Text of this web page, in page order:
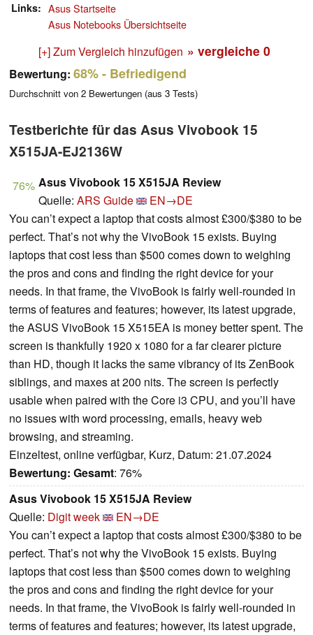
Links
Asus Startseite
Asus Notebooks Übersichtseite
[+] Zum Vergleich hinzufügen » vergleiche 0
Bewertung: 68%- Befriedigend
Durchschnitt von 2 Bewertungen (aus 3 Tests)
Testberichte für das Asus Vivobook 15
X515JA-EJ2136W
76% Asus Vivobook 15 X515JA Review
Quelle: ARS Guide
EN→DE
You can’t expect a laptop that costs almost £300/$380 to be
perfect. That’s not why the VivoBook 15 exists. Buying
laptops that cost less than $500 comes down to weighing
the pros and cons and finding the right device for your
needs. In that frame, the VivoBook is fairly well-rounded in
terms of features and features; however, its latest upgrade,
the ASUS VivoBook 15 X515EA is money better spent. The
screen is thankfully 1920 x 1080 for a far clearer picture
than HD, though it lacks the same vibrancy of its ZenBook
siblings, and maxes at 200 nits. The screen is perfectly
usable when paired with the Core i3 CPU, and you’ll have
no issues with word processing, emails, heavy web
browsing, and streaming.
Einzeltest, online verfügbar, Kurz, Datum: 21.07.2024
Bewertung: Gesamt: 76%
Asus Vivobook 15 X515JA Review
Quelle: Digit week
EN→DE
You can’t expect a laptop that costs almost £300/$380 to be
perfect. That’s not why the VivoBook 15 exists. Buying
laptops that cost less than $500 comes down to weighing
the pros and cons and finding the right device for your
needs. In that frame, the VivoBook is fairly well-rounded in
terms of features and features; however, its latest upgrade,